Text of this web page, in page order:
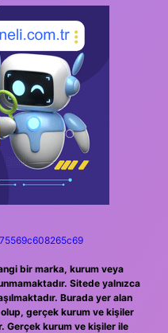
bir marka, kurum veya
Sitede yalnızca
Burada yer alan
gerçek kurum ve kişiler
Gerçek kurum ve kişiler ile